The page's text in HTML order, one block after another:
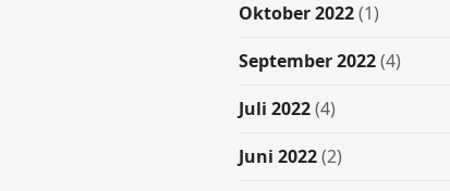
Oktober 2022(1)
September 2022(4)
Juli 2022(4)
Juni 2022(2)